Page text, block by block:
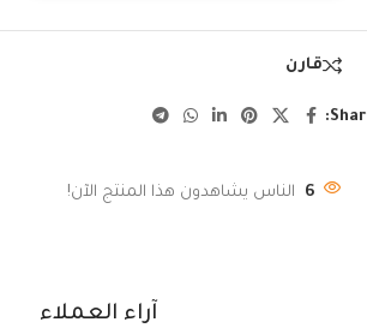
قارن
6 الناس يشاهدون هذا المنتج الآن!
آراء العملاء